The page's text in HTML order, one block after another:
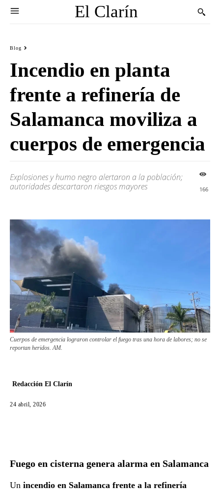
El Clarín
Blog
Incendio en planta
frente a refinería de
Salamanca moviliza a
cuerpos de emergencia
Explosiones y humo negro alertaron a la población;
autoridades descartaron riesgos mayores
166
Cuerpos de emergencia lograron controlar el fuego tras una hora de labores; no se
reportan heridos. AM.
Redacción El Clarín
24 abril, 2026
Fuego en cisterna genera alarma en Salamanca
Un incendio en Salamanca frente a la refinería